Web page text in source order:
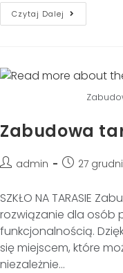
Czytaj Dalej
Zabudowa
admin 27
SZKŁO NA TARASIE
rozwiązanie dla osób
funkcjonalnością.
się miejscem, które
niezależnie…